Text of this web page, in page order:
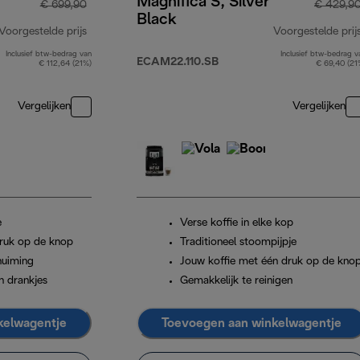
€ 699,90
prijs
originele prijs € 699,90
Inclusief btw-bedrag van
€ 112,64 (21%)
Vergelijken
op de knop
drankjes
Black
ECAM22.110.SB
€
Voorgestelde
Inclusief btw-bedrag
€ 69,40
Vergelijken
Verse koffie in elke kop
Traditioneel stoompijpje
Jouw koffie met één druk op de
Gemakkelijk te reinigen
Toevoegen aan winkelwagentje